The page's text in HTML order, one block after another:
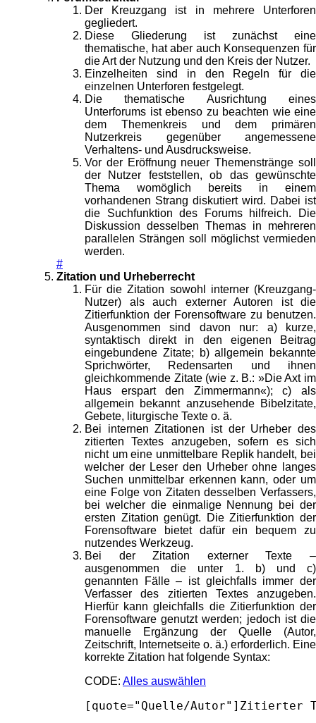
Der Kreuzgang ist in mehrere Unterforen
gegliedert.
Diese Gliederung ist zunächst eine
thematische, hat aber auch Konsequenzen für
die Art der Nutzung und den Kreis der Nutzer.
Einzelheiten sind in den Regeln für die
einzelnen Unterforen festgelegt.
Die thematische Ausrichtung eines
Unterforums ist ebenso zu beachten wie eine
dem Themenkreis und dem primären
Nutzerkreis gegenüber angemessene
Verhaltens- und Ausdrucksweise.
Vor der Eröffnung neuer Themenstränge soll
der Nutzer feststellen, ob das gewünschte
Thema womöglich bereits in einem
vorhandenen Strang diskutiert wird. Dabei ist
die Suchfunktion des Forums hilfreich. Die
Diskussion desselben Themas in mehreren
parallelen Strängen soll möglichst vermieden
werden.
#
Zitation und Urheberrecht
Für die Zitation sowohl interner (Kreuzgang-
Nutzer) als auch externer Autoren ist die
Zitierfunktion der Forensoftware zu benutzen.
Ausgenommen sind davon nur: a) kurze,
syntaktisch direkt in den eigenen Beitrag
eingebundene Zitate; b) allgemein bekannte
Sprichwörter, Redensarten und ihnen
gleichkommende Zitate (wie z. B.: »Die Axt im
Haus erspart den Zimmermann«); c) als
allgemein bekannt anzusehende Bibelzitate,
Gebete, liturgische Texte o. ä.
Bei internen Zitationen ist der Urheber des
zitierten Textes anzugeben, sofern es sich
nicht um eine unmittelbare Replik handelt, bei
welcher der Leser den Urheber ohne langes
Suchen unmittelbar erkennen kann, oder um
eine Folge von Zitaten desselben Verfassers,
bei welcher die einmalige Nennung bei der
ersten Zitation genügt. Die Zitierfunktion der
Forensoftware bietet dafür ein bequem zu
nutzendes Werkzeug.
Bei der Zitation externer Texte –
ausgenommen die unter 1. b) und c)
genannten Fälle – ist gleichfalls immer der
Verfasser des zitierten Textes anzugeben.
Hierfür kann gleichfalls die Zitierfunktion der
Forensoftware genutzt werden; jedoch ist die
manuelle Ergänzung der Quelle (Autor,
Zeitschrift, Internetseite o. ä.) erforderlich. Eine
korrekte Zitation hat folgende Syntax:
CODE: Alles auswählen
[quote="Quelle/Autor"]Zitierter